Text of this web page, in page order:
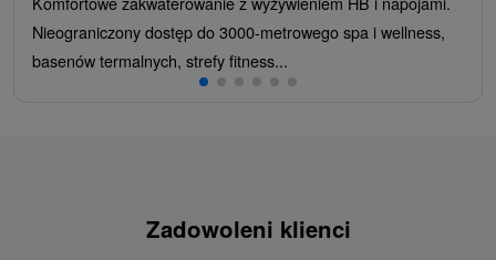
Nieograniczony dostęp do 3000-metrowego spa i wellness,
basenów termalnych, strefy fitness...
Zadowoleni klienci